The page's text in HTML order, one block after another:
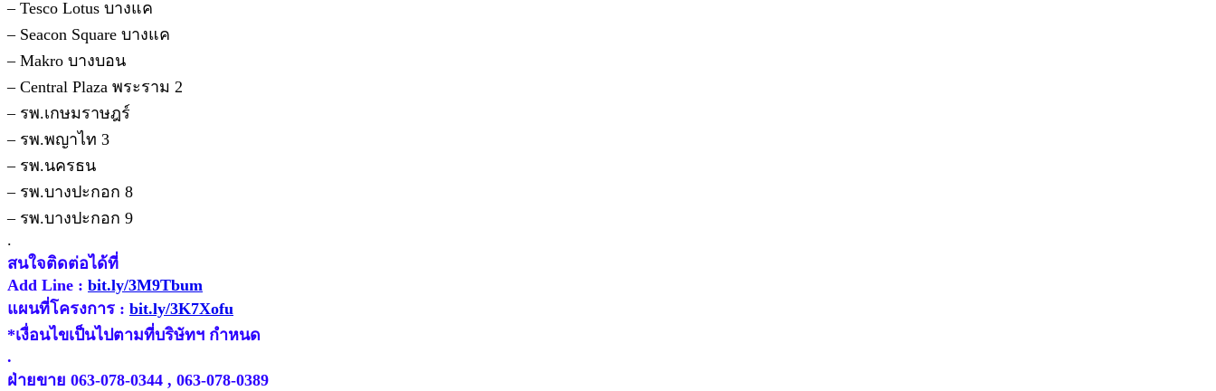
– Tesco Lotus บางแค
– Seacon Square บางแค
– Makro บางบอน
– Central Plaza พระราม 2
– รพ.เกษมราษฎร์
– รพ.พญาไท 3
– รพ.นครธน
– รพ.บางปะกอก 8
– รพ.บางปะกอก 9
.
สนใจติดต่อได้ที่
Add Line : bit.ly/3M9Tbum
แผนที่โครงการ : bit.ly/3K7Xofu
*เงื่อนไขเป็นไปตามที่บริษัทฯ กำหนด
.
ฝ่ายขาย 063-078-0344 , 063-078-0389